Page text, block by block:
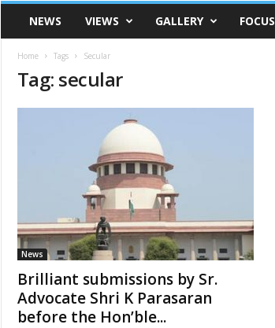
VSK
TelanganaNEWS VIEWS GALLERY FOCUS
Home Tags Secular
Tag: secular
News
Brilliant submissions by Sr.
Advocate Shri K Parasaran
before the Hon’ble...